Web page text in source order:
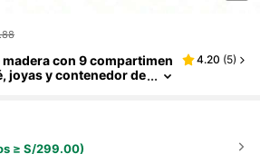
con 9 compartimen
joyas y contenedor de
4.20 (5)
≥ S/299.00)